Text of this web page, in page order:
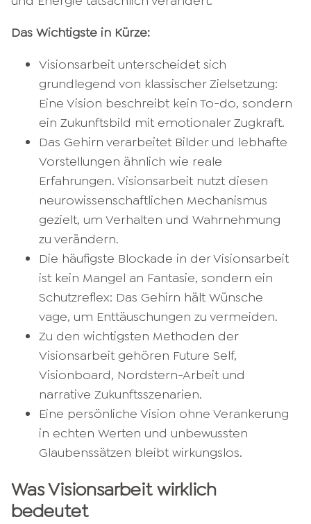
Das Wichtigste in Kürze:
Visionsarbeit unterscheidet sich
grundlegend von klassischer Zielsetzung:
Eine Vision beschreibt kein To-do, sondern
ein Zukunftsbild mit emotionaler Zugkraft.
Das Gehirn verarbeitet Bilder und lebhafte
Vorstellungen ähnlich wie reale
Erfahrungen. Visionsarbeit nutzt diesen
neurowissenschaftlichen Mechanismus
gezielt, um Verhalten und Wahrnehmung
zu verändern.
Die häufigste Blockade in der Visionsarbeit
ist kein Mangel an Fantasie, sondern ein
Schutzreflex: Das Gehirn hält Wünsche
vage, um Enttäuschungen zu vermeiden.
Zu den wichtigsten Methoden der
Visionsarbeit gehören Future Self,
Visionboard, Nordstern-Arbeit und
narrative Zukunftsszenarien.
Eine persönliche Vision ohne Verankerung
in echten Werten und unbewussten
Glaubenssätzen bleibt wirkungslos.
Was Visionsarbeit wirklich
bedeutet